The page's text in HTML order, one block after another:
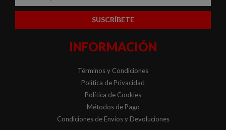
INFORMACIÓN
Términos y Condiciones
Política de Privacidad
Política de Cookies
Métodos de Pago
Condiciones de Envíos y Devoluciones
SUSCRÍBETE